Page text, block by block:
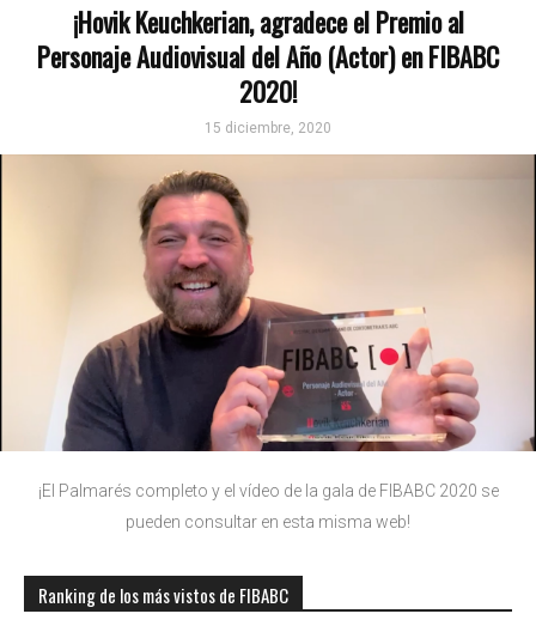
¡Hovik Keuchkerian, agradece el Premio al
Personaje Audiovisual del Año (Actor) en FIBABC
2020!
15 diciembre, 2020
¡El Palmarés completo y el vídeo de la gala de FIBABC 2020 se
pueden consultar en esta misma web!
Ranking de los más vistos de FIBABC